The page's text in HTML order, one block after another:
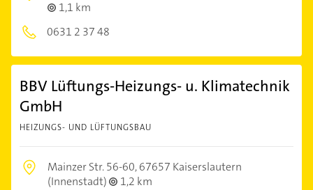
1,1 km
0631 2 37 48
BBV Lüftungs-Heizungs- u. Klimatechnik
GmbH
HEIZUNGS- UND LÜFTUNGSBAU
Mainzer Str. 56-60,67657 Kaiserslautern
(Innenstadt)
1,2 km